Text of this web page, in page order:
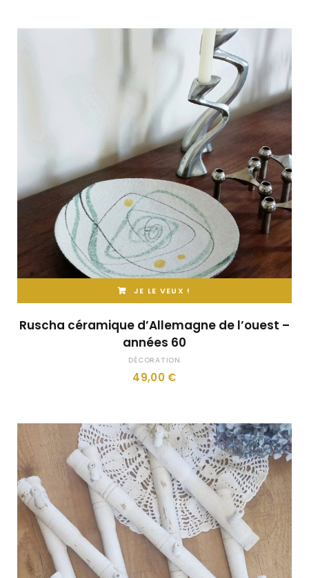
JE LE VEUX !
Ruscha céramique d’Allemagne de l’ouest –
années 60
DÉCORATION
49,00 €